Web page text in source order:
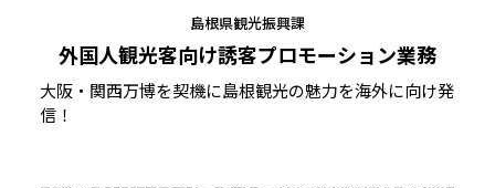
外国人観光客向け誘客プロモーション業務
島根県観光振興課
大阪・関西万博を契機に島根観光の魅力を海外に向け発
信！